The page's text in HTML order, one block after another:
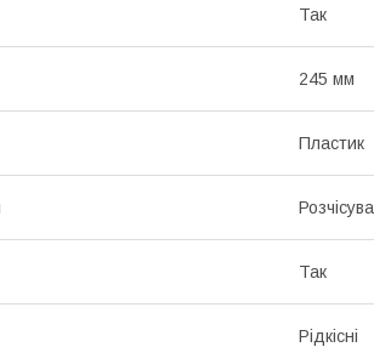
Так
245 мм
Пластик
Так
Рідкісні